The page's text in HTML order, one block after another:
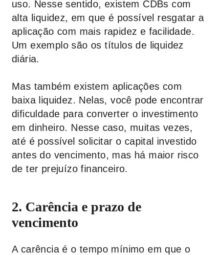
uso. Nesse sentido, existem CDBs com
alta liquidez, em que é possível resgatar a
aplicação com mais rapidez e facilidade.
Um exemplo são os títulos de liquidez
diária.
Mas também existem aplicações com
baixa liquidez. Nelas, você pode encontrar
dificuldade para converter o investimento
em dinheiro. Nesse caso, muitas vezes,
até é possível solicitar o capital investido
antes do vencimento, mas há maior risco
de ter prejuízo financeiro.
2. Carência e prazo de
vencimento
A carência é o tempo mínimo em que o